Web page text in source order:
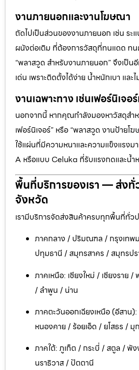
งานภายนอกและงานโฆษณา
ถัดไปเป็นส่วนของงานภายนอก เช่น ระ
ผนังต่อเติม ที่ต้องการวัสดุที่ทนแดด ท
“พลาสวูด สำหรับงานภายนอก” จึงเป็น
เด่น เพราะติดตั้งได้ง่าย น้ำหนักเบา แล
งานเฉพาะทาง เช่นเฟอร์นิเจ
นอกจากนี้ หากคุณกำลังมองหาวัสดุสำ
เฟอร์นิเจอร์” หรือ “พลาสวูด งานป้ายโ
ใช้แผ่นที่มีความหนาและความแข็งแรงม
A หรือแบบ Celuka ที่รับแรงกดและน้ำ
พื้นที่บริการของเรา — ส่งทั่
จังหวัด
เรามีบริการจัดส่งสินค้าครบทุกพื้นที่ทั่วป
ภาคกลาง / ปริมณฑล / กรุงเทพ
ปทุมธานี / สมุทรสาคร / สมุทรปร
ภาคเหนือ: เชียงใหม่ / เชียงราย /
/ ลำพูน / น่าน
ภาคตะวันออกเฉียงเหนือ (อีสาน
หนองคาย / ร้อยเอ็ด / ยโสธร /
ภาคใต้: ภูเก็ต / กระบี่ / สตูล / พั
นราธิวาส / ปัตตานี